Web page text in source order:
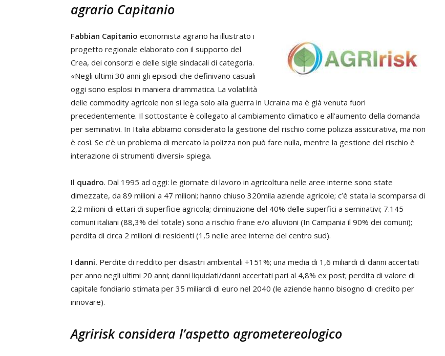
agrario Capitanio
Fabbian Capitanio economista agrario ha illustrato i
progetto regionale elaborato con il supporto del
Crea, dei consorzi e delle sigle sindacali di categoria.
«Negli ultimi 30 anni gli episodi che definivano casuali
oggi sono esplosi in maniera drammatica. La volatilità
delle commodity agricole non si lega solo alla guerra in Ucraina ma è già venuta fuori
precedentemente. Il sottostante è collegato al cambiamento climatico e all’aumento della domanda
per seminativi. In Italia abbiamo considerato la gestione del rischio come polizza assicurativa, ma non
è così. Se c’è un problema di mercato la polizza non può fare nulla, mentre la gestione del rischio è
interazione di strumenti diversi» spiega.
Il quadro. Dal 1995 ad oggi: le giornate di lavoro in agricoltura nelle aree interne sono state
dimezzate, da 89 milioni a 47 milioni; hanno chiuso 320mila aziende agricole; c’è stata la scomparsa di
2,2 milioni di ettari di superficie agricola; diminuzione del 40% delle superfici a seminativi; 7.145
comuni italiani (88,3% del totale) sono a rischio frane e/o alluvioni (In Campania il 90% dei comuni);
perdita di circa 2 milioni di residenti (1,5 nelle aree interne del centro sud).
I danni. Perdite di reddito per disastri ambientali +151%; una media di 1,6 miliardi di danni accertati
per anno negli ultimi 20 anni; danni liquidati/danni accertati pari al 4,8% ex post; perdita di valore di
capitale fondiario stimata per 35 miliardi di euro nel 2040 (le aziende hanno bisogno di credito per
innovare).
Agririsk considera l’aspetto agrometereologico